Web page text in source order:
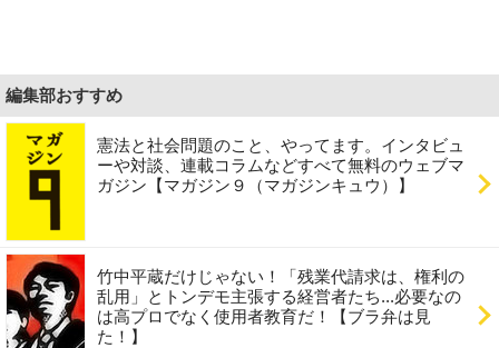
編集部おすすめ
憲法と社会問題のこと、やってます。インタビュ
ーや対談、連載コラムなどすべて無料のウェブマ
ガジン【マガジン９（マガジンキュウ）】
竹中平蔵だけじゃない！「残業代請求は、権利の
乱用」とトンデモ主張する経営者たち...必要なの
は高プロでなく使用者教育だ！【ブラ弁は見
た！】